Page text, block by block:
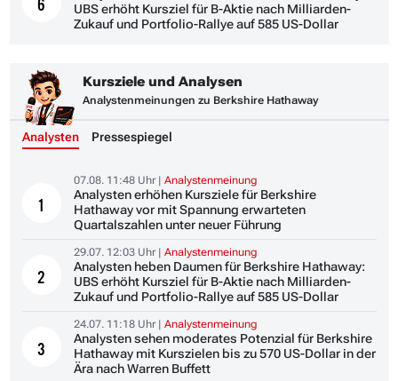
6
UBS erhöht Kursziel für B-Aktie nach Milliarden-
Zukauf und Portfolio-Rallye auf 585 US-Dollar
Kursziele und Analysen
Analystenmeinungen zu Berkshire Hathaway
Analysten Pressespiegel
1
07.08. 11:48 Uhr |Analystenmeinung
Analysten erhöhen Kursziele für Berkshire
Hathaway vor mit Spannung erwarteten
Quartalszahlen unter neuer Führung
2
29.07. 12:03 Uhr |Analystenmeinung
Analysten heben Daumen für Berkshire Hathaway:
UBS erhöht Kursziel für B-Aktie nach Milliarden-
Zukauf und Portfolio-Rallye auf 585 US-Dollar
3
24.07. 11:18 Uhr |Analystenmeinung
Analysten sehen moderates Potenzial für Berkshire
Hathaway mit Kurszielen bis zu 570 US-Dollar in der
Ära nach Warren Buffett